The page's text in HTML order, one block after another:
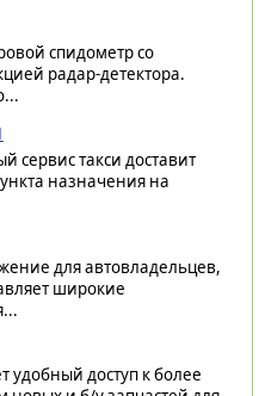
спидометр со
радар-детектора.
сервис такси доставит
назначения на
для автовладельцев,
широкие
удобный доступ к более